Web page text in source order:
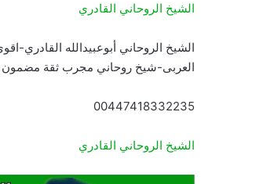
الشيخ الروحاني القادري
الشيخ الروحاني أبوعبيدالله
العربى-شيخ روحاني مجرب ثقة
00447418332235
الشيخ الروحاني القادري